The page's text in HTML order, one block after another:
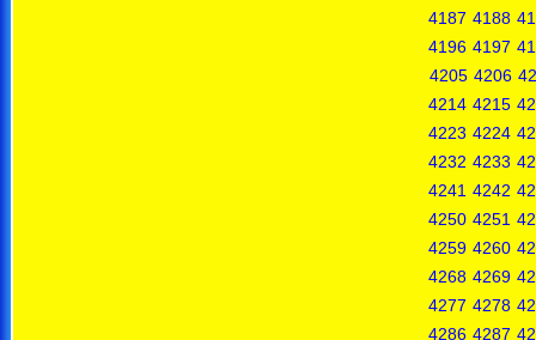
4187 4188
4196 4197
4205 4206
4214 4215
4223 4224
4232 4233
4241 4242
4250 4251
4259 4260
4268 4269
4277 4278
4286 4287